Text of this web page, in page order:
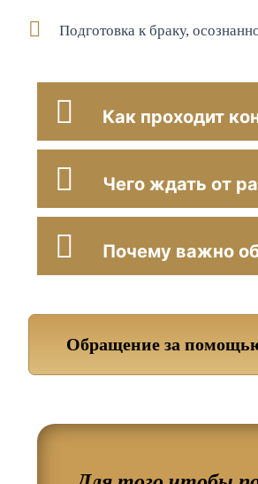
Подготовка к браку,
Как проходит
Чего ждать от
Почему важно
Обращение за